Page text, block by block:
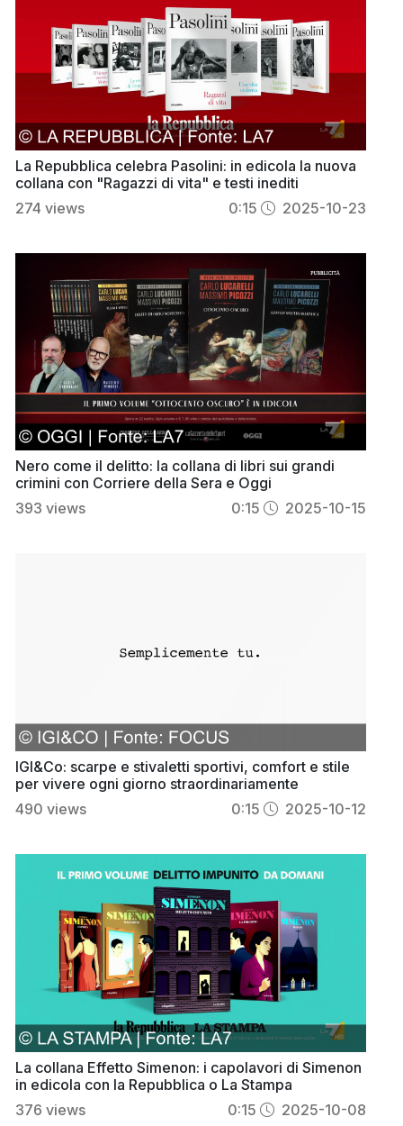
La Repubblica celebra Pasolini: in edicola la nuova
collana con "Ragazzi di vita" e testi inediti
274 views 0:15 2025-10-23
Nero come il delitto: la collana di libri sui grandi
crimini con Corriere della Sera e Oggi
393 views 0:15 2025-10-15
IGI&Co: scarpe e stivaletti sportivi, comfort e stile
per vivere ogni giorno straordinariamente
490 views 0:15 2025-10-12
La collana Effetto Simenon: i capolavori di Simenon
in edicola con la Repubblica o La Stampa
376 views 0:15 2025-10-08